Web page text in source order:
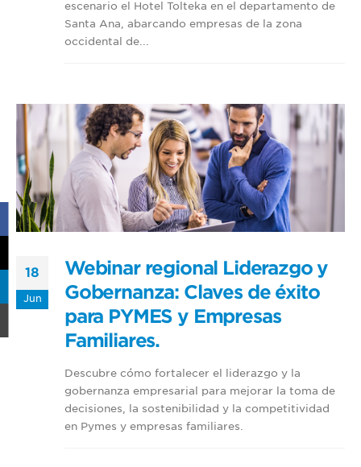
escenario el Hotel Tolteka en el departamento de
Santa Ana, abarcando empresas de la zona
occidental de...
18
Jun
Webinar regional Liderazgo y
Gobernanza: Claves de éxito
para PYMES y Empresas
Familiares.
Descubre cómo fortalecer el liderazgo y la
gobernanza empresarial para mejorar la toma de
decisiones, la sostenibilidad y la competitividad
en Pymes y empresas familiares.